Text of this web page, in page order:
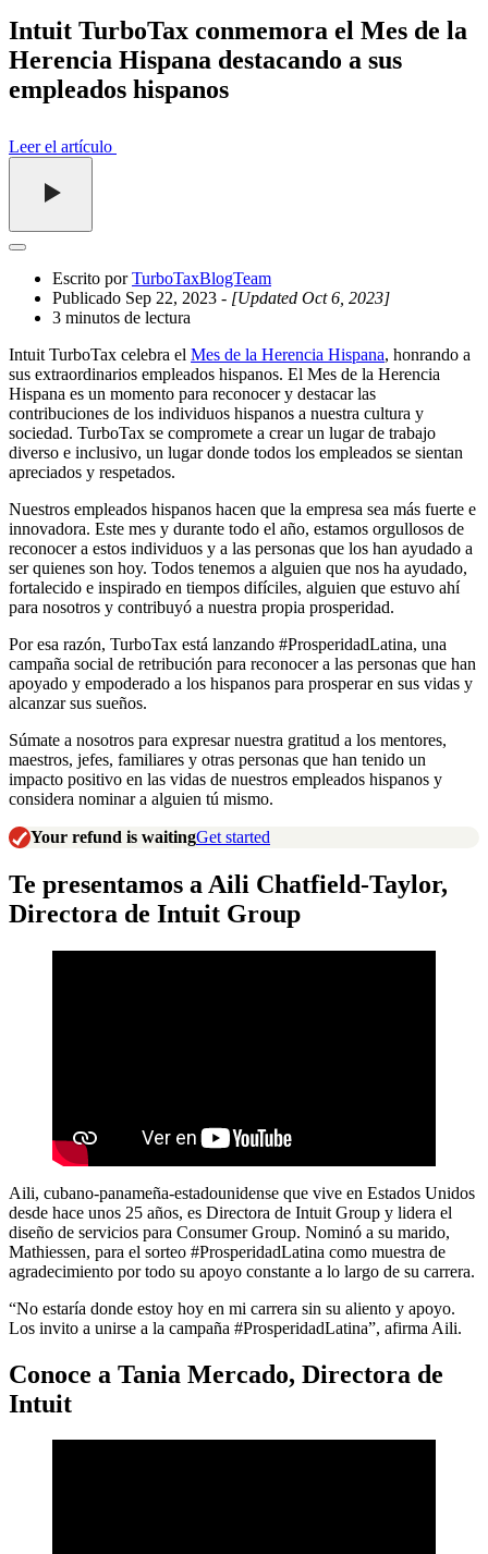
Intuit TurboTax conmemora el Mes de la
Herencia Hispana destacando a sus
empleados hispanos
Leer el artículo
Abrir
cajón
compartido
Escrito porTurboTaxBlogTeam
Publicado Sep 22, 2023 - [Updated Oct 6, 2023]
3 minutos de lectura
Intuit TurboTax celebra el Mes de la Herencia Hispana, honrando a
sus extraordinarios empleados hispanos. El Mes de la Herencia
Hispana es un momento para reconocer y destacar las
contribuciones de los individuos hispanos a nuestra cultura y
sociedad. TurboTax se compromete a crear un lugar de trabajo
diverso e inclusivo, un lugar donde todos los empleados se sientan
apreciados y respetados.
Nuestros empleados hispanos hacen que la empresa sea más fuerte e
innovadora. Este mes y durante todo el año, estamos orgullosos de
reconocer a estos individuos y a las personas que los han ayudado a
ser quienes son hoy. Todos tenemos a alguien que nos ha ayudado,
fortalecido e inspirado en tiempos difíciles, alguien que estuvo ahí
para nosotros y contribuyó a nuestra propia prosperidad.
Por esa razón, TurboTax está lanzando #ProsperidadLatina, una
campaña social de retribución para reconocer a las personas que han
apoyado y empoderado a los hispanos para prosperar en sus vidas y
alcanzar sus sueños.
Súmate a nosotros para expresar nuestra gratitud a los mentores,
maestros, jefes, familiares y otras personas que han tenido un
impacto positivo en las vidas de nuestros empleados hispanos y
considera nominar a alguien tú mismo.
Your refund is waitingGet started
Te presentamos a Aili Chatfield-Taylor,
Directora de Intuit Group
Aili, cubano-panameña-estadounidense que vive en Estados Unidos
desde hace unos 25 años, es Directora de Intuit Group y lidera el
diseño de servicios para Consumer Group. Nominó a su marido,
Mathiessen, para el sorteo #ProsperidadLatina como muestra de
agradecimiento por todo su apoyo constante a lo largo de su carrera.
“No estaría donde estoy hoy en mi carrera sin su aliento y apoyo.
Los invito a unirse a la campaña #ProsperidadLatina”, afirma Aili.
Conoce a Tania Mercado, Directora de
Intuit